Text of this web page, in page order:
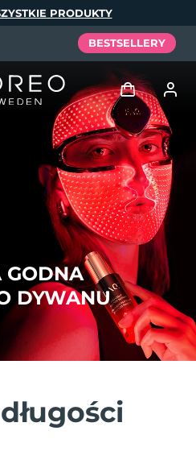
GODNA
DYWANU
PRODUKTY
BESTSELLERY
Zaloguj
Profil użytkownika
Moje urządzenia
Moje zamówienia
Moje adresy
Moje subskrypcje
Elixir
Set
Español
Português
Русский
繁體中文
Oczekiwany czas dostawy